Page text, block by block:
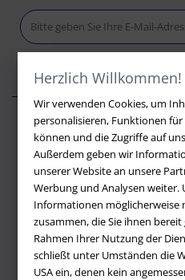
Herzlich Willkommen!
Wir verwenden Cookies, um
personalisieren, Funktionen
können und die Zugriffe auf
Außerdem geben wir
unserer Website an unsere
Werbung und Analysen weiter.
Informationen möglicherweise
zusammen, die Sie ihnen
Rahmen Ihrer Nutzung der
schließt unter Umständen die
USA ein, denen kein
Über
Impressum
Versandbedingungen
Widerruf
Batteriehinweis
AGB
Datenschutz